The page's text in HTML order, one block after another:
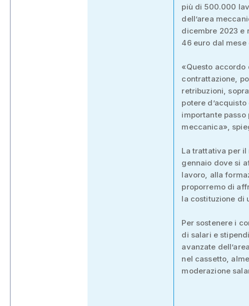
più di 500.000
dell’area
dicembre 2023 e
46 euro dal mese
«Questo
contrattazione,
retribuzioni,
potere
importante passo
meccanica»,
La trattativa per
gennaio dove si
lavoro, alla
proporremo di
la costituzione di
Per sostenere i
di salari e
avanzate
nel cassetto,
moderazione